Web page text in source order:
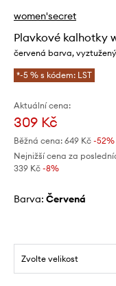
women'secret
Plavkové kalhotky
červená barva,
*-5 % s kódem: LST
Aktuální cena:
309 Kč
Běžná cena: 649 Kč -52%
Nejnižší cena za
339 Kč -8%
Barva: červená
Zvolte velikost